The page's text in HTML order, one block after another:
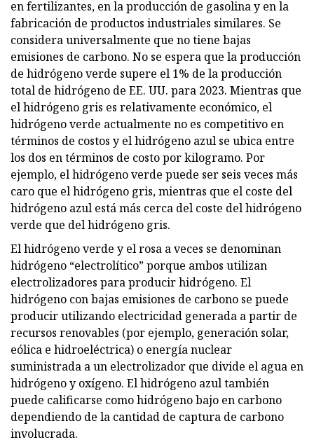
en fertilizantes, en la producción de gasolina y en la
fabricación de productos industriales similares. Se
considera universalmente que no tiene bajas
emisiones de carbono. No se espera que la producción
de hidrógeno verde supere el 1% de la producción
total de hidrógeno de EE. UU. para 2023. Mientras que
el hidrógeno gris es relativamente económico, el
hidrógeno verde actualmente no es competitivo en
términos de costos y el hidrógeno azul se ubica entre
los dos en términos de costo por kilogramo. Por
ejemplo, el hidrógeno verde puede ser seis veces más
caro que el hidrógeno gris, mientras que el coste del
hidrógeno azul está más cerca del coste del hidrógeno
verde que del hidrógeno gris.
El hidrógeno verde y el rosa a veces se denominan
hidrógeno “electrolítico” porque ambos utilizan
electrolizadores para producir hidrógeno. El
hidrógeno con bajas emisiones de carbono se puede
producir utilizando electricidad generada a partir de
recursos renovables (por ejemplo, generación solar,
eólica e hidroeléctrica) o energía nuclear
suministrada a un electrolizador que divide el agua en
hidrógeno y oxígeno. El hidrógeno azul también
puede calificarse como hidrógeno bajo en carbono
dependiendo de la cantidad de captura de carbono
involucrada.